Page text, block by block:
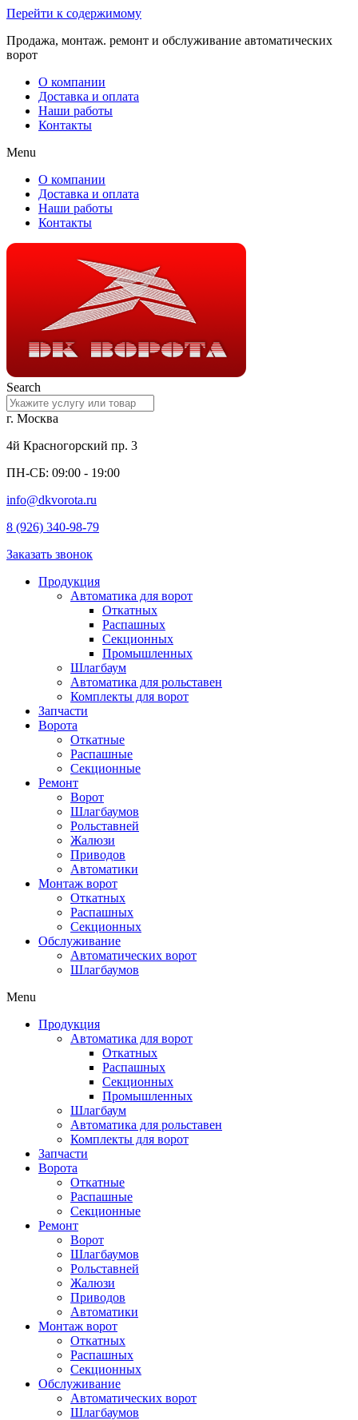
Перейти к содержимому
Продажа, монтаж. ремонт и обслуживание автоматических
ворот
О компании
Доставка и оплата
Наши работы
Контакты
Menu
О компании
Доставка и оплата
Наши работы
Контакты
Search
г. Москва
4й Красногорский пр. 3
ПН-СБ: 09:00 - 19:00
info@dkvorota.ru
8 (926) 340-98-79
Заказать звонок
Продукция
Автоматика для ворот
Откатных
Распашных
Секционных
Промышленных
Шлагбаум
Автоматика для рольставен
Комплекты для ворот
Запчасти
Ворота
Откатные
Распашные
Секционные
Ремонт
Ворот
Шлагбаумов
Рольставней
Жалюзи
Приводов
Автоматики
Монтаж ворот
Откатных
Распашных
Секционных
Обслуживание
Автоматических ворот
Шлагбаумов
Menu
Продукция
Автоматика для ворот
Откатных
Распашных
Секционных
Промышленных
Шлагбаум
Автоматика для рольставен
Комплекты для ворот
Запчасти
Ворота
Откатные
Распашные
Секционные
Ремонт
Ворот
Шлагбаумов
Рольставней
Жалюзи
Приводов
Автоматики
Монтаж ворот
Откатных
Распашных
Секционных
Обслуживание
Автоматических ворот
Шлагбаумов